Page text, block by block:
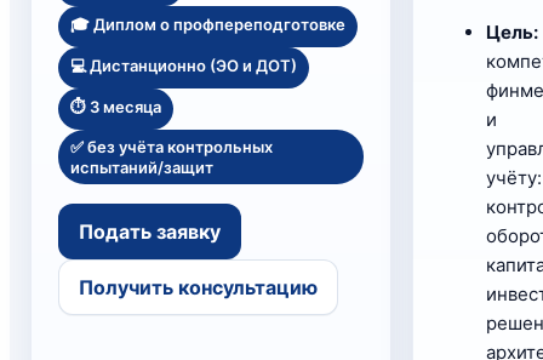
🎓 Диплом о профпереподготовке
💻 Дистанционно (ЭО и ДОТ)
⏱️ 3 месяца
✅ без учёта контрольных
испытаний/защит
Подать заявку
Получить консультацию
Цель:
и